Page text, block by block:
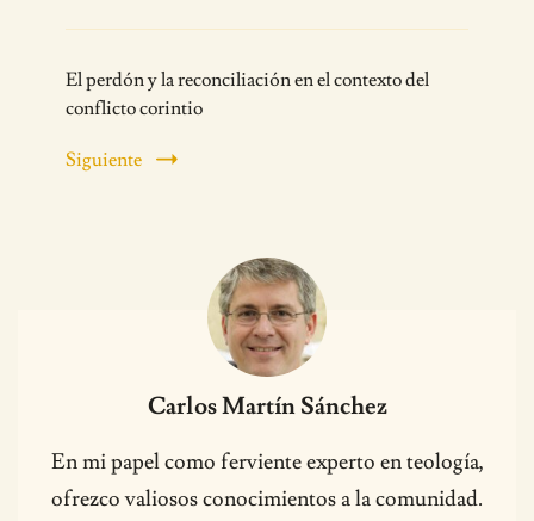
El perdón y la reconciliación en el contexto del
conflicto corintio
Siguiente
Carlos Martín Sánchez
En mi papel como ferviente experto en teología,
ofrezco valiosos conocimientos a la comunidad.